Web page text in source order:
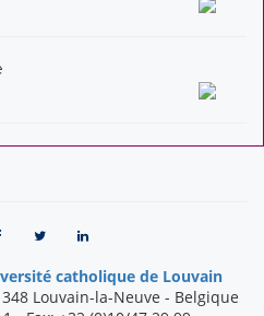
catholique de Louvain
Louvain-la-Neuve - Belgique